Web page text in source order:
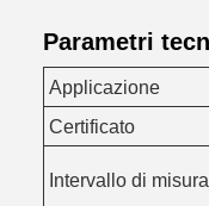
Parametri
Applicazione
Certificato
Intervallo di misura